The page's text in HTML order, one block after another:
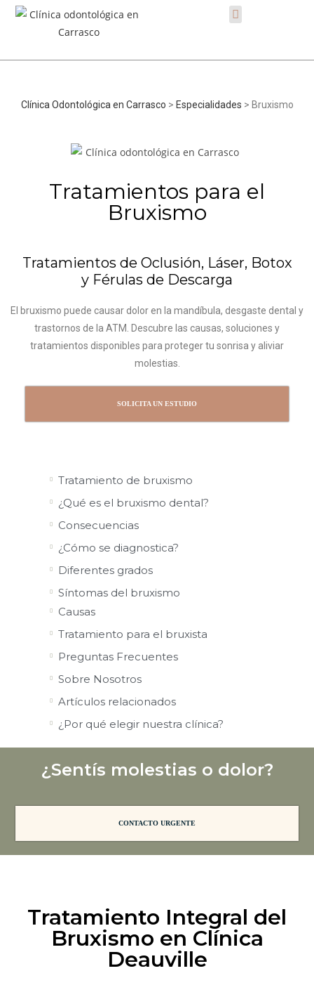
Clínica Odontológica en Carrasco > Especialidades > Bruxismo
Tratamientos para el
Bruxismo
Tratamientos de Oclusión, Láser, Botox
y Férulas de Descarga
El bruxismo puede causar dolor en la mandíbula, desgaste dental y
trastornos de la ATM. Descubre las causas, soluciones y
tratamientos disponibles para proteger tu sonrisa y aliviar
molestias.
SOLICITA UN ESTUDIO
Tratamiento de bruxismo
¿Qué es el bruxismo dental?
Consecuencias
¿Cómo se diagnostica?
Diferentes grados
Síntomas del bruxismo
Causas
Tratamiento para el bruxista
Preguntas Frecuentes
Sobre Nosotros
Artículos relacionados
¿Por qué elegir nuestra clínica?
¿Sentís molestias o dolor?
CONTACTO URGENTE
Tratamiento Integral del
Bruxismo en Clínica
Deauville